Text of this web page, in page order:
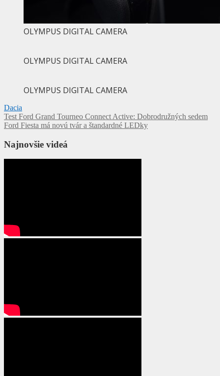
OLYMPUS DIGITAL CAMERA
OLYMPUS DIGITAL CAMERA
OLYMPUS DIGITAL CAMERA
Dacia
Navigácia
v
článku
Test Ford Grand Tourneo Connect Active: Dobrodružných sedem
Ford Fiesta má novú tvár a štandardné LEDky
Najnovšie videá